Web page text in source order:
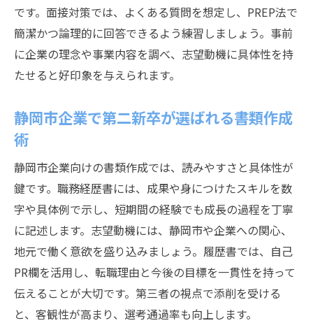
です。面接対策では、よくある質問を想定し、PREP法で
簡潔かつ論理的に回答できるよう練習しましょう。事前
に企業の理念や事業内容を調べ、志望動機に具体性を持
たせると好印象を与えられます。
静岡市企業で第二新卒が選ばれる書類作成
術
静岡市企業向けの書類作成では、読みやすさと具体性が
鍵です。職務経歴書には、成果や身につけたスキルを数
字や具体例で示し、短期間の経験でも成長の過程を丁寧
に記述します。志望動機には、静岡市や企業への関心、
地元で働く意欲を盛り込みましょう。履歴書では、自己
PR欄を活用し、転職理由と今後の目標を一貫性を持って
伝えることが大切です。第三者の視点で添削を受ける
と、客観性が高まり、選考通過率も向上します。